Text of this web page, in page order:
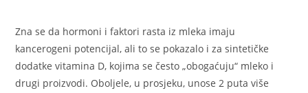
Zna se da hormoni i faktori rasta iz mleka imaju
kancerogeni potencijal, ali to se pokazalo i za sintetičke
dodatke vitamina D, kojima se često „obogaćuju“ mleko i
drugi proizvodi. Oboljele, u prosjeku, unose 2 puta više